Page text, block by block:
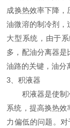
成换热效率下降
油微溶的制冷剂，
大型系统，由于
多，配油分离器是
油路的关键，油分
3、积液器
积液器是使制冷
系统，提高换热效
力偏低的问题。